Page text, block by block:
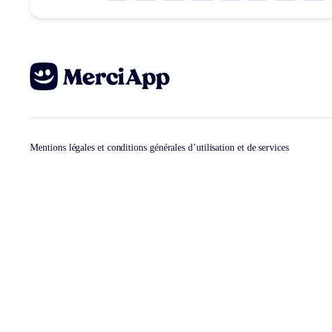
Mentions légales et conditions générales d’utilisation et de services